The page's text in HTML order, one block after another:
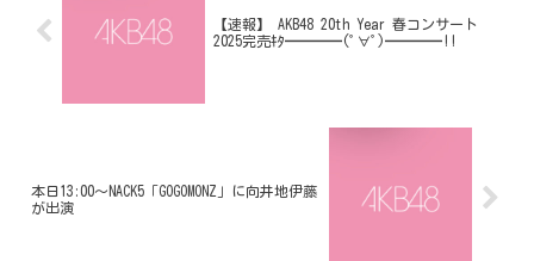
【速報】 AKB48 20th Year 春コンサート
2025完売ｷﾀ━━━━(ﾟ∀ﾟ)━━━━!!
本日13:00～NACK5「GOGOMONZ」に向井地伊藤
が出演